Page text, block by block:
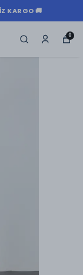
KARGO 🚚
0